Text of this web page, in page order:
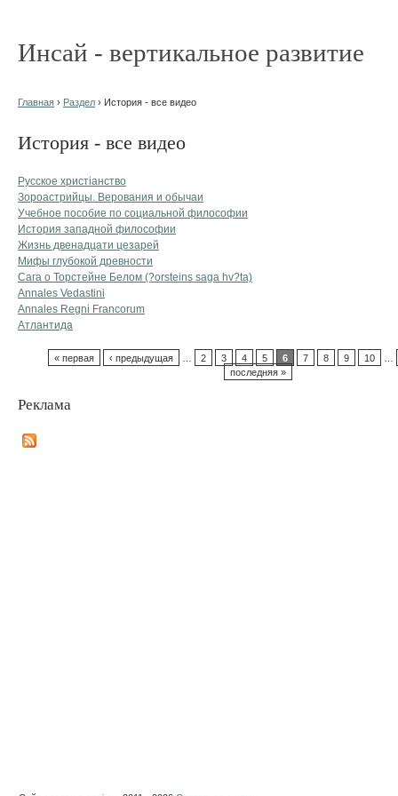
Инсай - вертикальное развитие
Главная › Раздел › История - все видео
История - все видео
Русское христіанство
Зороастрийцы. Верования и обычаи
Учебное пособие по социальной философии
История западной философии
Жизнь двенадцати цезарей
Мифы глубокой древности
Сага о Торстейне Белом (?orsteins saga hv?ta)
Annales Vedastini
Annales Regni Francorum
Атлантида
« первая ‹ предыдущая 2 3 4 5 6 7 8 9 10
последняя »
Реклама